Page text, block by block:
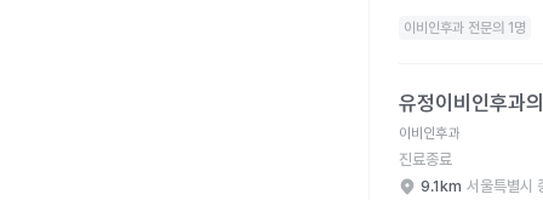
이비인후과 전문의 1명
유정이비인후과
이비인후과
진료종료
9.1km 서울특별시